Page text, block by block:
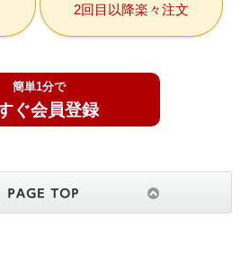
2回目以降楽々注文
簡単1分で
ぐ会員登録